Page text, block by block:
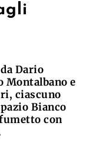
Dario
Montalbano e
ciascuno
Bianco
con